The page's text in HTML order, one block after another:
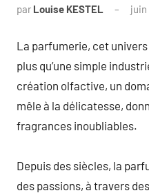
par Louise KESTEL juin
La parfumerie, cet
plus qu’une simple
création olfactive, un
mêle à la délicatesse,
fragrances inoubliables.
Depuis des siècles, la
des passions, à travers